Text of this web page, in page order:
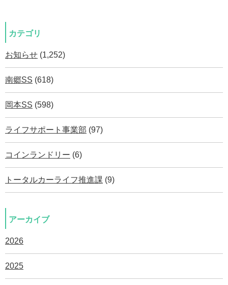
カテゴリ
お知らせ (1,252)
南郷SS (618)
岡本SS (598)
ライフサポート事業部 (97)
コインランドリー (6)
トータルカーライフ推進課 (9)
アーカイブ
2026
2025